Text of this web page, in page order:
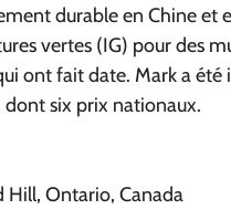
durable en Chine et
vertes (IG) pour des
ont fait date. Mark a été
dont six prix nationaux.
Hill, Ontario, Canada